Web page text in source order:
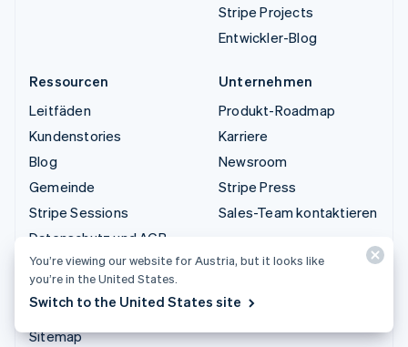
Stripe Projects
Entwickler-Blog
Ressourcen
Leitfäden
Kundenstories
Blog
Gemeinde
Stripe Sessions
Datenschutz und AGB
Eingeschränkte und nicht
zugelassene Geschäfte
Lizenzen
Sitemap
Unternehmen
Produkt-Roadmap
Karriere
Newsroom
Stripe Press
Sales-Team kontaktieren
You’re viewing our website for Austria, but it looks like
you’re in the United States.
Switch to the United States site